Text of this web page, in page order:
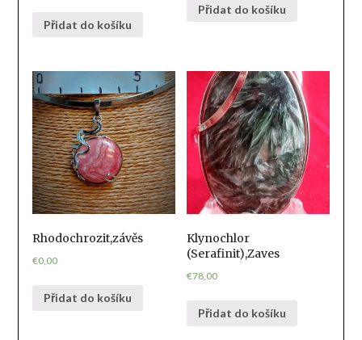
Přidat do košíku
Přidat do košíku
Rhodochrozit,závěs
€0,00
Přidat do košíku
Klynochlor
(Serafinit),Zaves
€78,00
Přidat do košíku